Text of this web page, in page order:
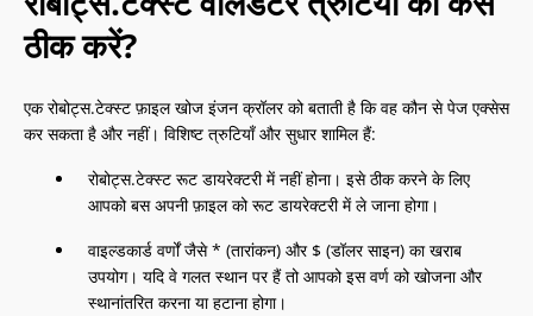
ठीक करें?
एक रोबोट्स.टेक्स्ट फ़ाइल खोज इंजन क्रॉलर को बताती है कि वह कौन से पेज एक्सेस
कर सकता है और नहीं। विशिष्ट त्रुटियाँ और सुधार शामिल हैं:
रोबोट्स.टेक्स्ट रूट डायरेक्टरी में नहीं होना। इसे ठीक करने के लिए
आपको बस अपनी फ़ाइल को रूट डायरेक्टरी में ले जाना होगा।
वाइल्डकार्ड वर्णों जैसे * (तारांकन) और $ (डॉलर साइन) का खराब
उपयोग। यदि वे गलत स्थान पर हैं तो आपको इस वर्ण को खोजना और
स्थानांतरित करना या हटाना होगा।